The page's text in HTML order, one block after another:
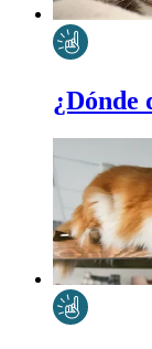
¿Dónde